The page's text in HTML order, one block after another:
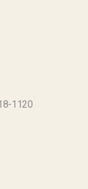
1120